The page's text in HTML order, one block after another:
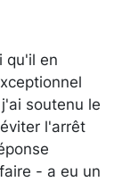
qu'il en
soutenu le
l'arrêt
- a eu un